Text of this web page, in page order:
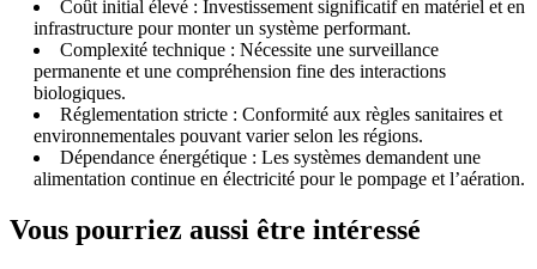
Coût initial élevé : Investissement significatif en matériel et en
infrastructure pour monter un système performant.
Complexité technique : Nécessite une surveillance
permanente et une compréhension fine des interactions
biologiques.
Réglementation stricte : Conformité aux règles sanitaires et
environnementales pouvant varier selon les régions.
Dépendance énergétique : Les systèmes demandent une
alimentation continue en électricité pour le pompage et l’aération.
Vous pourriez aussi être intéressé